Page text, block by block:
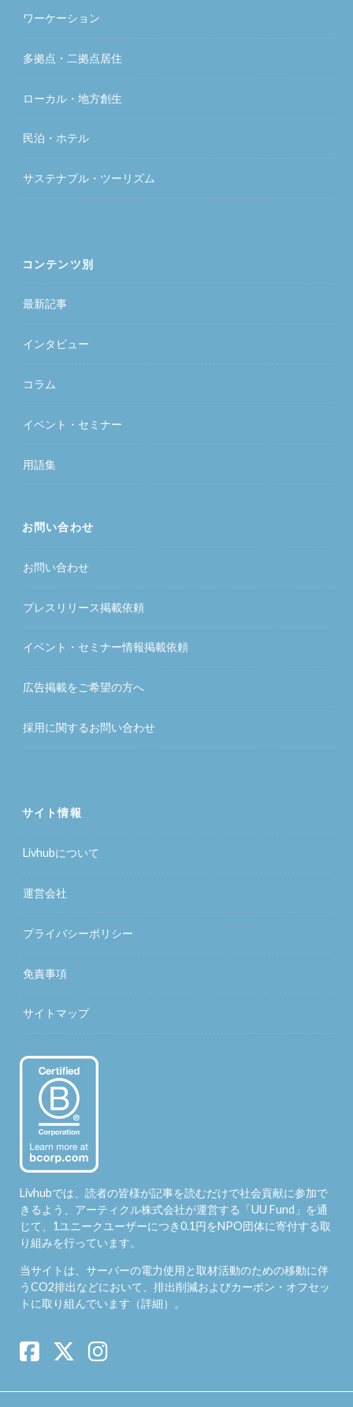
ワーケーション
多拠点・二拠点居住
ローカル・地方創生
民泊・ホテル
サステナブル・ツーリズム
コンテンツ別
最新記事
インタビュー
コラム
イベント・セミナー
用語集
お問い合わせ
お問い合わせ
プレスリリース掲載依頼
イベント・セミナー情報掲載依頼
広告掲載をご希望の方へ
採用に関するお問い合わせ
サイト情報
Livhubについて
運営会社
プライバシーポリシー
免責事項
サイトマップ
Livhubでは、読者の皆様が記事を読むだけで社会貢献に参加で
きるよう、アーティクル株式会社が運営する「UU Fund 」を通
じて、1ユニークユーザーにつき0.1円をNPO団体に寄付する取
り組みを行っています。
当サイトは、サーバーの電力使用と取材活動のための移動に伴
うCO2排出などにおいて、排出削減およびカーボン・オフセッ
トに取り組んでいます（詳細）。